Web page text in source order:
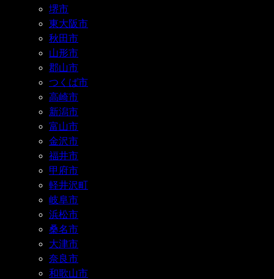
堺市
東大阪市
秋田市
山形市
郡山市
つくば市
高崎市
新潟市
富山市
金沢市
福井市
甲府市
軽井沢町
岐阜市
浜松市
桑名市
大津市
奈良市
和歌山市